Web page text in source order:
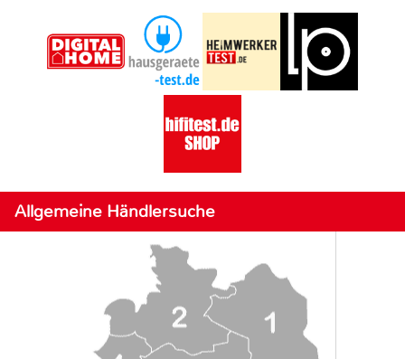
Allgemeine Händlersuche